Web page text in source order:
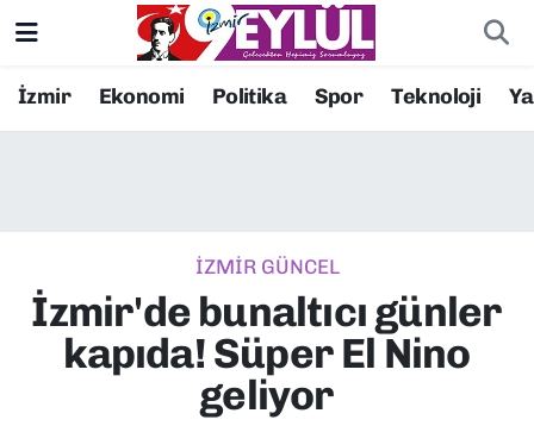
İzmir Ekonomi Politika Spor Teknoloji
İZMİR GÜNCEL
İzmir'de bunaltıcı günler
kapıda! Süper El Nino
geliyor
Resmi İlanlar
EKONOMİ
KÜLTÜR SANAT
Konak Nöbetçi Eczaneler
Süper Lig Puan Durumu ve Fikstür
Tüm Manşetler
Son Dakika Haberleri